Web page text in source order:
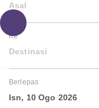
Asal
Ke
Destinasi
Berlepas
Isn, 10 Ogo 2026